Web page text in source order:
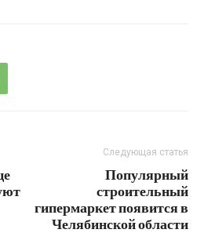
Следующая статья
Популярный
строительный
гипермаркет появится в
Челябинской области